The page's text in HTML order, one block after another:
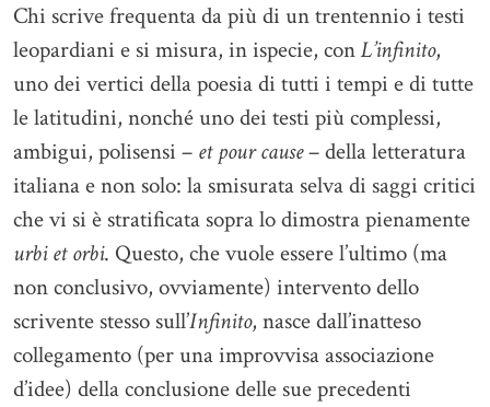
Chi scrive frequenta da più di un trentennio i testi
leopardiani e si misura, in ispecie, conL’infinito,
uno dei vertici della poesia di tutti i tempi e di tutte
le latitudini, nonché uno dei testi più complessi,
ambigui, polisensi – et pour cause– della letteratura
italiana e non solo: la smisurata selva di saggi critici
che vi si è stratificata sopra lo dimostra pienamente
urbi et orbi. Questo, che vuole essere l’ultimo (ma
non conclusivo, ovviamente) intervento dello
scrivente stesso sull’Infinito, nasce dall’inatteso
collegamento (per una improvvisa associazione
d’idee) della conclusione delle sue precedenti